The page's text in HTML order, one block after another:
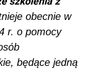
obecnie w
r. o pomocy
będące jedną